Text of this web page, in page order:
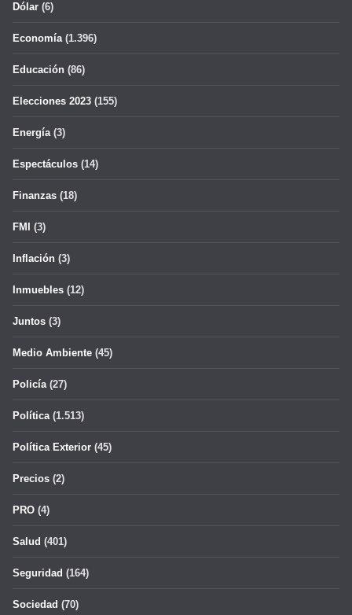
Dólar (6)
Economía(1.396)
Educación (86)
Elecciones 2023 (155)
Energía(3)
Espectáculos (14)
Finanzas (18)
FMI (3)
Inflación (3)
Inmuebles (12)
Juntos (3)
Medio Ambiente (45)
Policía(27)
Política(1.513)
Política Exterior (45)
Precios (2)
PRO (4)
Salud (401)
Seguridad (164)
Sociedad (70)